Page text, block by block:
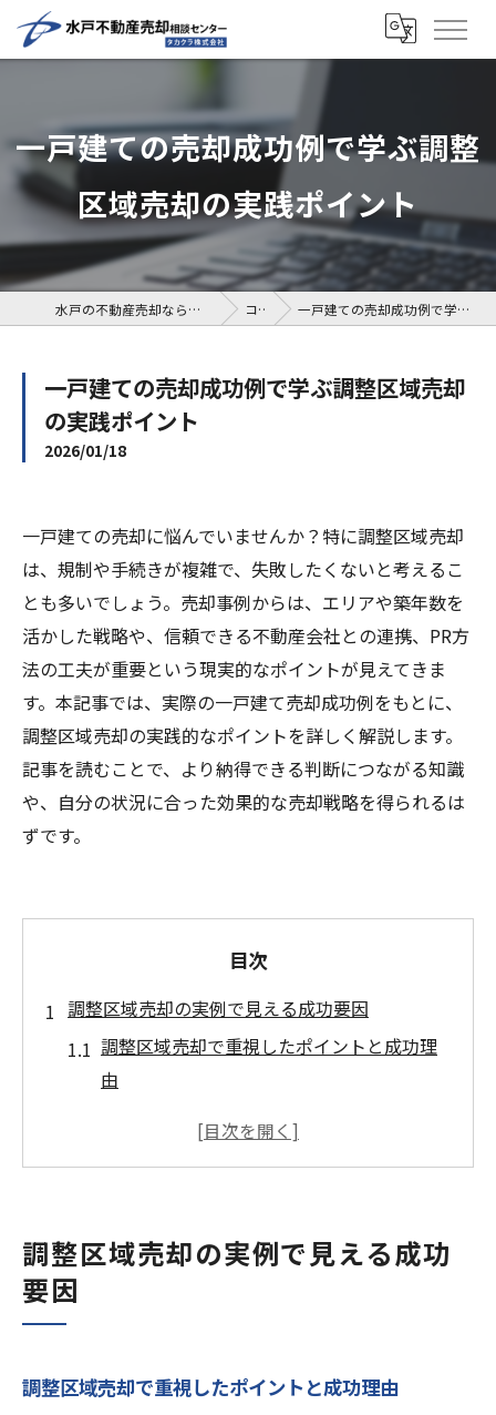
一戸建ての売却成功例で学ぶ調整
区域売却の実践ポイント
水戸の不動産売却なら水戸不動産売却相談センター コラム 一戸建ての売却成功例で学ぶ調整区域売却の実践ポイント
一戸建ての売却成功例で学ぶ調整区域売却
の実践ポイント
2026/01/18
一戸建ての売却に悩んでいませんか？特に調整区域売却
は、規制や手続きが複雑で、失敗したくないと考えるこ
とも多いでしょう。売却事例からは、エリアや築年数を
活かした戦略や、信頼できる不動産会社との連携、PR方
法の工夫が重要という現実的なポイントが見えてきま
す。本記事では、実際の一戸建て売却成功例をもとに、
調整区域売却の実践的なポイントを詳しく解説します。
記事を読むことで、より納得できる判断につながる知識
や、自分の状況に合った効果的な売却戦略を得られるは
ずです。
目次
調整区域売却の実例で見える成功要因
調整区域売却で重視したポイントと成功理
由
調整区域売却に必要な事前準備と実務の流
調整区域売却の成功事例から得た教訓
一戸建て売却体験談から学ぶ戦略とは
築年数や立地を活かした調整区域売却の秘
調整区域売却の実例で見える成功
要因
調整区域売却で重視したポイントと成功理由